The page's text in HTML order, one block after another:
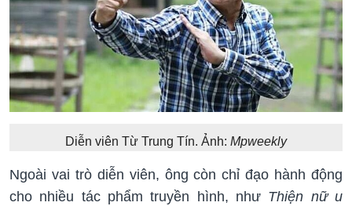
Diễn viên Từ Trung Tín. Ảnh: Mpweekly
Ngoài vai trò diễn viên, ông còn chỉ đạo hành động
cho nhiều tác phẩm truyền hình, như Thiện nữ u